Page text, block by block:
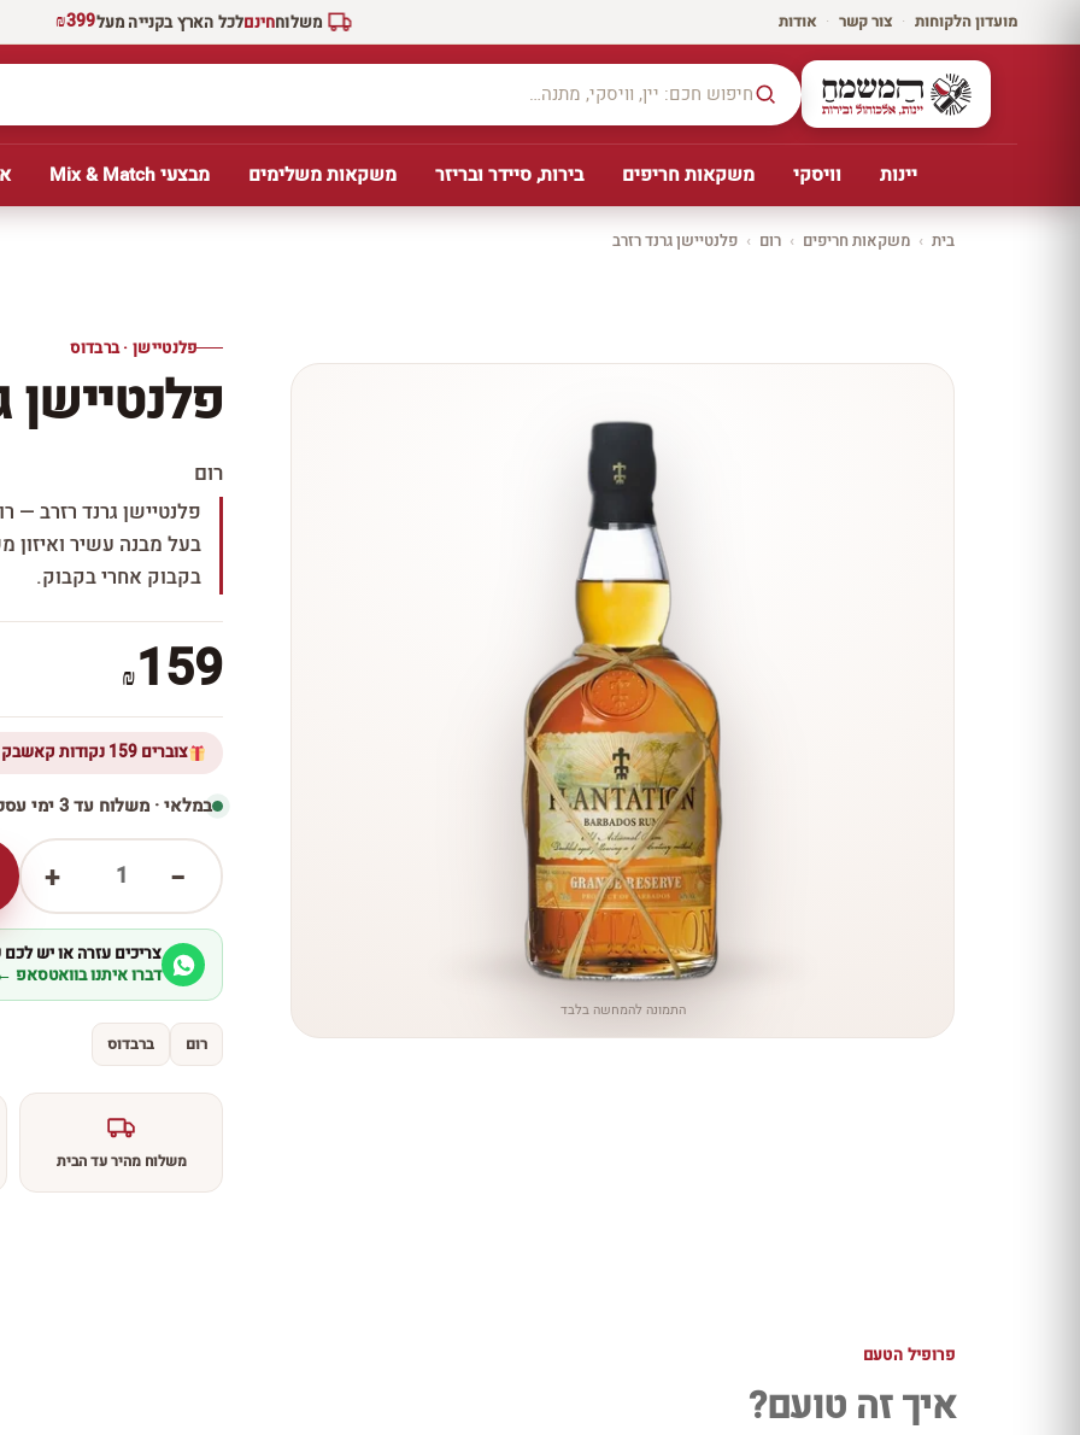
מועדון הלקוחות · צור קשר · אודות משלוחחינםלכל הארץ בקנייה מעל₪399
יינות וויסקי משקאות חריפים בירות, סיידר ובריזר משקאות משלימים מבצעי Mix & Match
בית › משקאות חריפים › רום › פלנטיישן גרנד רזרב
כל
לכל יינות יקב ירושלים ←
פלנטיישן · ברבדוס
פלנטיישן
רום
התמונה להמחשה בלבד
פלנטיישן גרנד רזרב
בעל מבנה עשיר ואיזון
בקבוק אחרי בקבוק.
₪159
צוברים 159 נקודות קאשבק ברכישת מוצר זה
במלאי · משלוח עד 3 ימי עסקים
−
1
+
צריכים עזרה או יש
דברו איתנו בוואטסאפ ←
רום ברבדוס
משלוח מהיר עד הבית
פרופיל הטעם
איך זה טועם?